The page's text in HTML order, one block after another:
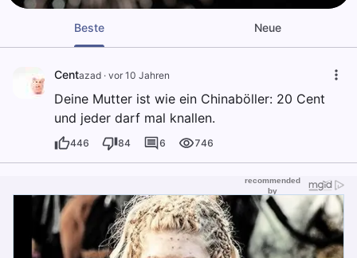
Beste Neue
Centazad · vor 10 Jahren
Deine Mutter ist wie ein Chinaböller: 20 Cent
und jeder darf mal knallen.
446 84 6 746